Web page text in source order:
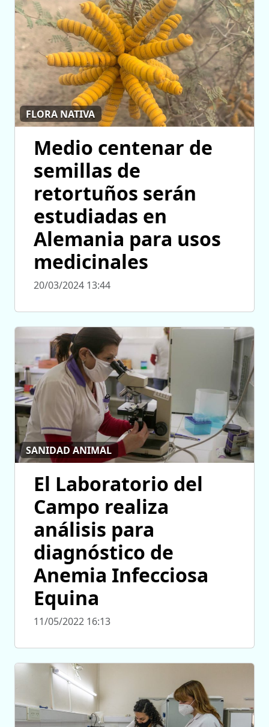
FLORA NATIVA
Medio centenar de
semillas de
retortuños serán
estudiadas en
Alemania para usos
medicinales
20/03/2024 13:44
SANIDAD ANIMAL
El Laboratorio del
Campo realiza
análisis para
diagnóstico de
Anemia Infecciosa
Equina
11/05/2022 16:13